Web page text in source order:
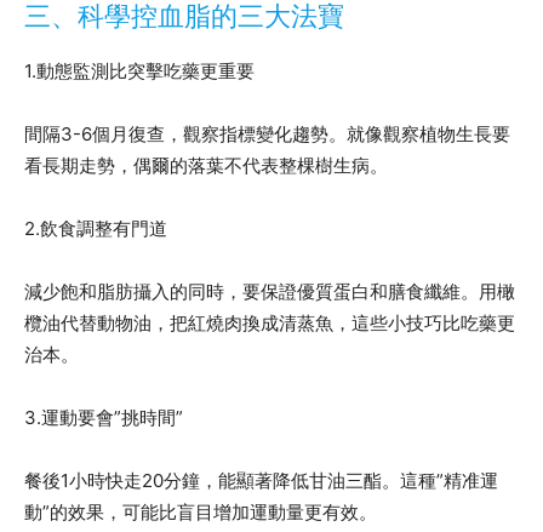
三、科學控血脂的三大法寶
1.動態監測比突擊吃藥更重要
間隔3-6個月復查，觀察指標變化趨勢。就像觀察植物生長要
看長期走勢，偶爾的落葉不代表整棵樹生病。
2.飲食調整有門道
減少飽和脂肪攝入的同時，要保證優質蛋白和膳食纖維。用橄
欖油代替動物油，把紅燒肉換成清蒸魚，這些小技巧比吃藥更
治本。
3.運動要會”挑時間”
餐後1小時快走20分鐘，能顯著降低甘油三酯。這種”精准運
動”的效果，可能比盲目增加運動量更有效。